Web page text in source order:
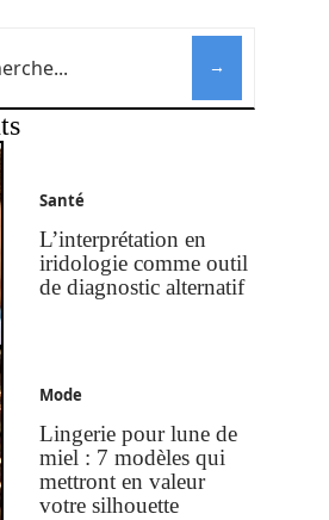
Santé
L’interprétation en
iridologie comme outil
de diagnostic alternatif
Mode
Lingerie pour lune de
miel : 7 modèles qui
mettront en valeur
votre silhouette